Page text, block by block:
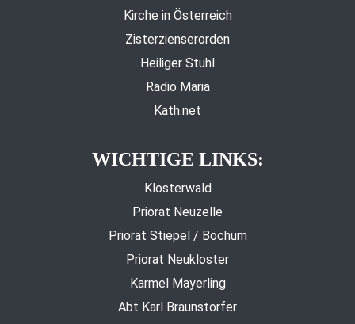
Kirche in Österreich
Zisterzienserorden
Heiliger Stuhl
Radio Maria
Kath.net
WICHTIGE LINKS:
Klosterwald
Priorat Neuzelle
Priorat Stiepel / Bochum
Priorat Neukloster
Karmel Mayerling
Abt Karl Braunstorfer